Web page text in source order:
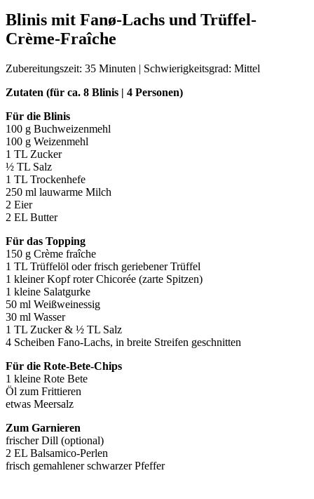
Blinis mit Fanø-Lachs und Trüffel-
Crème-Fraîche
Zubereitungszeit: 35 Minuten | Schwierigkeitsgrad: Mittel
Zutaten (für ca. 8 Blinis | 4 Personen)
Für die Blinis
100 g Buchweizenmehl
100 g Weizenmehl
1 TL Zucker
½ TL Salz
1 TL Trockenhefe
250 ml lauwarme Milch
2 Eier
2 EL Butter
Für das Topping
150 g Crème fraîche
1 TL Trüffelöl oder frisch geriebener Trüffel
1 kleiner Kopf roter Chicorée (zarte Spitzen)
1 kleine Salatgurke
50 ml Weißweinessig
30 ml Wasser
1 TL Zucker & ½ TL Salz
4 Scheiben Fano-Lachs, in breite Streifen geschnitten
Für die Rote-Bete-Chips
1 kleine Rote Bete
Öl zum Frittieren
etwas Meersalz
Zum Garnieren
frischer Dill (optional)
2 EL Balsamico-Perlen
frisch gemahlener schwarzer Pfeffer